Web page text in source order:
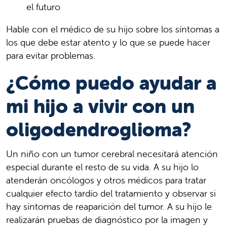
el futuro
Hable con el médico de su hijo sobre los síntomas a
los que debe estar atento y lo que se puede hacer
para evitar problemas.
¿Cómo puedo ayudar a
mi hijo a vivir con un
oligodendroglioma?
Un niño con un tumor cerebral necesitará atención
especial durante el resto de su vida. A su hijo lo
atenderán oncólogos y otros médicos para tratar
cualquier efecto tardío del tratamiento y observar si
hay síntomas de reaparición del tumor. A su hijo le
realizarán pruebas de diagnóstico por la imagen y